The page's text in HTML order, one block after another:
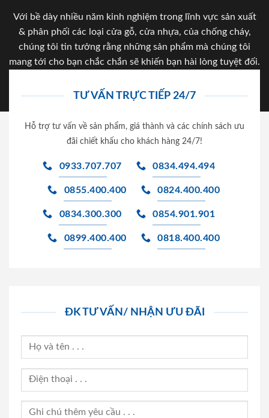
Với bề dày nhiều năm kinh nghiệm trong lĩnh vực sản xuất
& phân phối các loại cửa gỗ, cửa nhựa, của chống cháy,
chúng tôi tin tưởng rằng những sản phẩm mà chúng tôi
mang tới cho bạn chắc chắn sẽ khiến bạn hài lòng tuyệt đối.
TƯ VẤN TRỰC TIẾP 24/7
Hỗ trợ tư vấn về sản phẩm, giá thành và các chính sách ưu
đãi chiết khấu cho khách hàng 24/7!
0933.707.707 0834.494.494
0855.400.400 0824.400.400
0834.300.300 0854.901.901
0899.400.400 0818.400.400
ĐK TƯ VẤN/ NHẬN ƯU ĐÃI